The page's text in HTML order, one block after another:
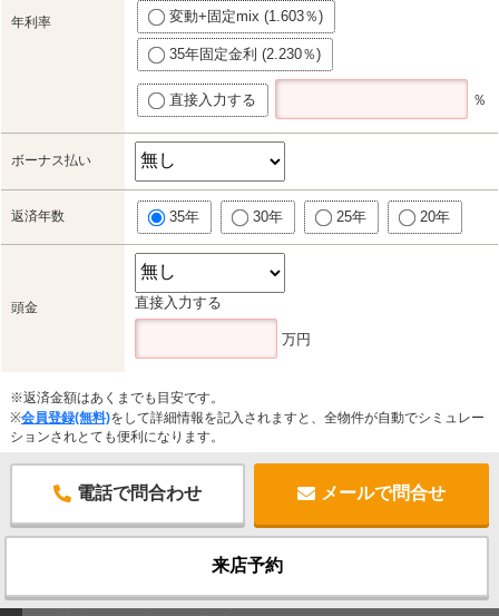
年利率 変動+固定mix (1.603％)
35年固定金利 (2.230％)
直接入力する ％
ボーナス払い
返済年数 35年 30年 25年 20年
頭金 直接入力する
万円
※返済金額はあくまでも目安です。
※会員登録(無料)をして詳細情報を記入されますと、全物件が自動でシミュレー
ションされとても便利になります。
電話で問合わせ メールで問合せ
来店予約